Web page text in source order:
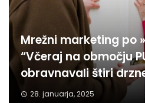
Mrežni marketing po
“Včeraj na območju
obravnavali štiri
28. januarja, 2025